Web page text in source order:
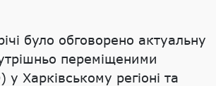
було обговорено актуальну
переміщеними
Харківському регіоні та